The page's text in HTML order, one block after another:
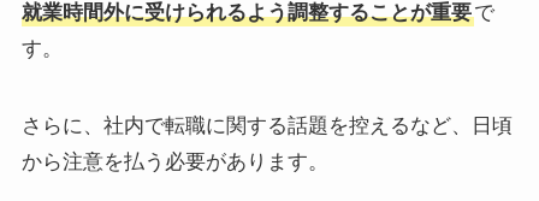
就業時間外に受けられるよう調整することが重要で
す。
さらに、社内で転職に関する話題を控えるなど、日頃
から注意を払う必要があります。